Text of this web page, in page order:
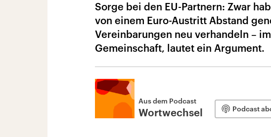
Sorge bei den EU-Partnern: Zwar
von einem Euro-Austritt Abstand
Vereinbarungen neu verhandeln –
Gemeinschaft, lautet ein Argument.
Aus dem Podcast
Wortwechsel Podcast